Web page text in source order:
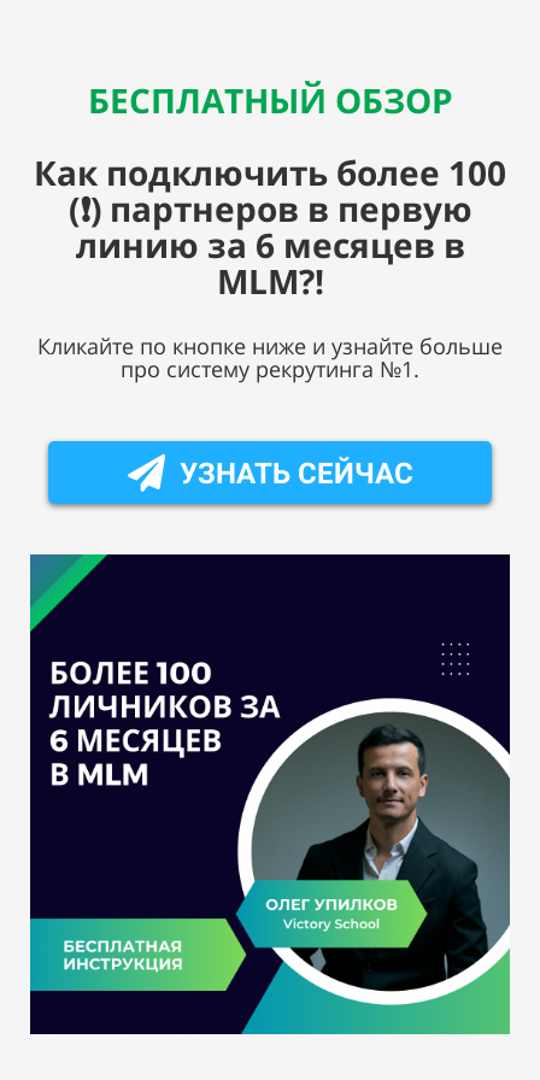
БЕСПЛАТНЫЙ ОБЗОР
Как подключить более 100
(❗)партнеров в первую
линию за 6 месяцев в
MLM?!
Кликайте по кнопке ниже и узнайте больше
про систему рекрутинга №1.
УЗНАТЬ СЕЙЧАС